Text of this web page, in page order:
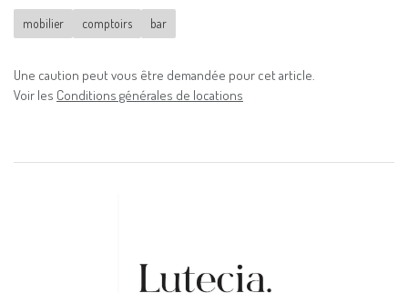
mobilier comptoirs bar
Une caution peut vous être demandée pour cet article.
Voir les Conditions générales de locations